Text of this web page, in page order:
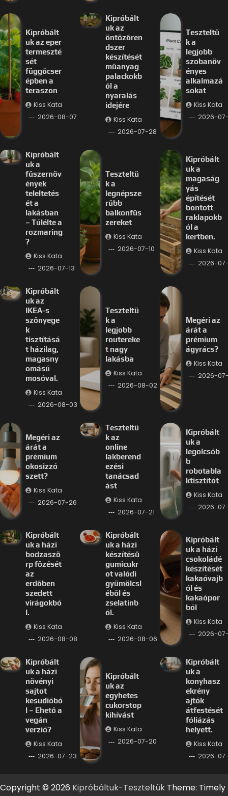
Kipróbált
uk az eper
termeszté
sét
függőcser
épben a
teraszon
Kiss Kata
2026-08-07
Kipróbált
uk az
öntözőren
dszer
készítését
műanyag
palackokb
ól a
nyaralás
idejére
Kiss Kata
2026-07-28
Teszteltü
k a
legjobb
szobanöv
ényes
alkalmazá
sokat
Kiss Kata
2026-
Kipróbált
uk a
fűszernöv
ények
teleltetés
ét a
lakásban
– Túlélte a
rozmaring
?
Kiss Kata
2026-07-13
Teszteltü
k a
legnépsze
rűbb
balkonfűs
zereket
Kiss Kata
2026-07-10
Kipróbált
uk a
magaság
yás
építését
bontott
raklapokb
ól a
kertben.
Kiss Kata
2026-
Kipróbált
uk az
IKEA-s
szőnyege
k
tisztításá
t házilag,
magasny
omású
mosóval.
Kiss Kata
2026-08-03
Teszteltü
k a
legjobb
routereke
t nagy
lakásba
Kiss Kata
2026-08-02
Megéri az
árát a
prémium
ágyrács?
Kiss Kata
2026-
Megéri az
árát a
prémium
okosizzó
szett?
Kiss Kata
2026-07-26
Teszteltü
k az
online
lakberend
ezési
tanácsad
ást
Kiss Kata
2026-07-21
Kipróbált
uk a
legolcsób
b
robotabla
ktisztítót
Kiss Kata
2026-
Kipróbált
uk a házi
bodzaszö
rp főzését
az
erdőben
szedett
virágokbó
l.
Kiss Kata
2026-08-08
Kipróbált
uk a házi
készítésű
gumicukr
ot valódi
gyümölcsl
éből és
zselatinb
ól.
Kiss Kata
2026-08-06
Kipróbált
uk a házi
csokoládé
készítését
kakaóvajb
ól és
kakaópor
ból
Kiss Kata
2026-
Kipróbált
uk a házi
növényi
sajtot
kesudióbó
l – Ehető a
vegán
verzió?
Kiss Kata
2026-07-23
Kipróbált
uk az
egyhetes
cukorstop
kihívást
Kiss Kata
2026-07-20
Kipróbált
uk a
konyhasz
ekrény
ajtók
átfestését
fóliázás
helyett.
Kiss Kata
2026-
Copyright © 2026 Kipróbáltuk-Teszteltük Theme: Timely